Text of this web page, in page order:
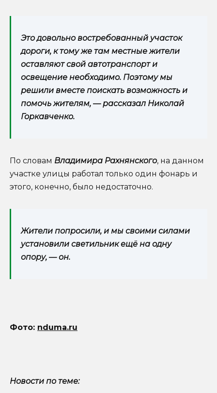
Это довольно востребованный участок
дороги, к тому же там местные жители
оставляют свой автотранспорт и
освещение необходимо. Поэтому мы
решили вместе поискать возможность и
помочь жителям, — рассказал Николай
Горкавченко.
По словам Владимира Рахнянского, на данном
участке улицы работал только один фонарь и
этого, конечно, было недостаточно.
Жители попросили, и мы своими силами
установили светильник ещё на одну
опору, — он.
Фото: nduma.ru
Новости по теме: